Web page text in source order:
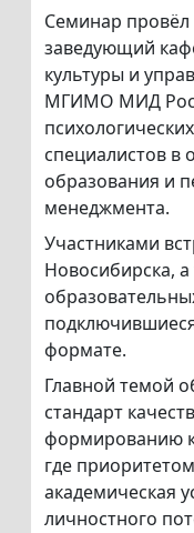
Семинар провёл
заведующий
культуры и
МГИМО МИД
специалистов в
образования и
менеджмента.
Участниками
Новосибирска,
формате.
Главной темой
стандарт
формированию
где
академическая
личностного